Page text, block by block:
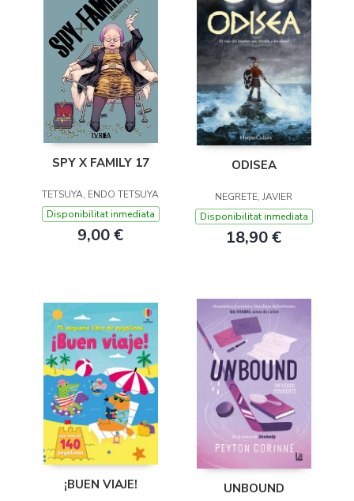
SPY X FAMILY 17
TETSUYA, ENDO TETSUYA
Disponibilitat inmediata
9,00 €
ODISEA
NEGRETE, JAVIER
Disponibilitat inmediata
18,90 €
¡BUEN VIAJE! UNBOUND